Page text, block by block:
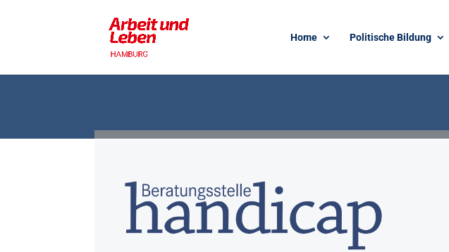
Home Politische Bildung